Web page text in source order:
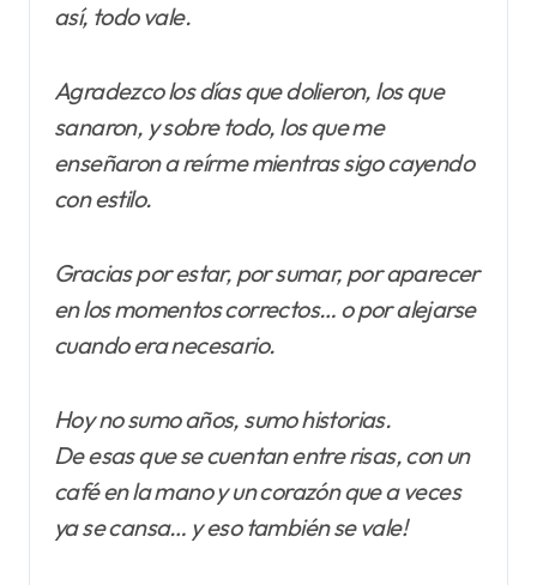
así, todo vale.
Agradezco los días que dolieron, los que
sanaron, y sobre todo, los que me
enseñaron a reírme mientras sigo cayendo
con estilo.
Gracias por estar, por sumar, por aparecer
en los momentos correctos… o por alejarse
cuando era necesario.
Hoy no sumo años, sumo historias.
De esas que se cuentan entre risas, con un
café en la mano y un corazón que a veces
ya se cansa… y eso también se vale!